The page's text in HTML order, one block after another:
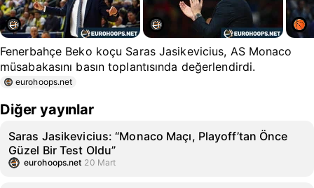
Fenerbahçe Beko koçu Saras Jasikevicius, AS Monaco
müsabakasını basın toplantısında değerlendirdi.
eurohoops.net
Diğer yayınlar
Saras Jasikevicius: “Monaco Maçı, Playoff’tan Önce
Güzel Bir Test Oldu”
eurohoops.net 20 Mart